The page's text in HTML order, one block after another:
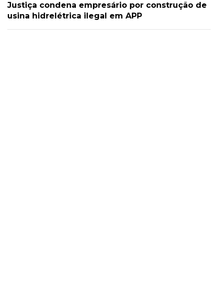
Justiça condena empresário por construção de
usina hidrelétrica ilegal em APP